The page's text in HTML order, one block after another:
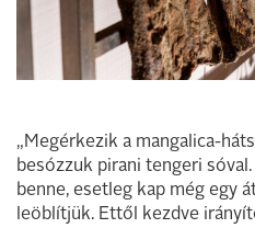
„Megérkezik a mangalica-
besózzuk pirani tengeri
benne, esetleg kap még egy
leöblítjük. Ettől kezdve